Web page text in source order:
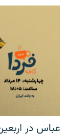
عباس در